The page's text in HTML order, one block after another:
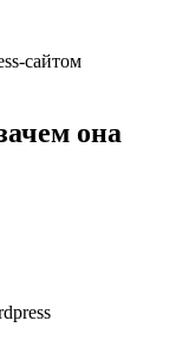
сайтом
она